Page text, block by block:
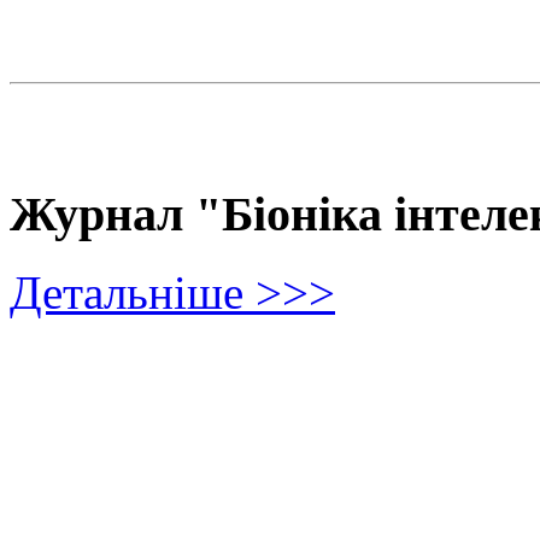
Журнал "Біоніка
Детальніше >>>